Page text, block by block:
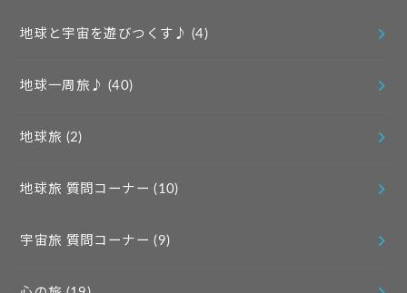
地球と宇宙を遊びつくす♪ (4)
地球一周旅♪ (40)
地球旅 (2)
地球旅 質問コーナー(10)
宇宙旅 質問コーナー(9)